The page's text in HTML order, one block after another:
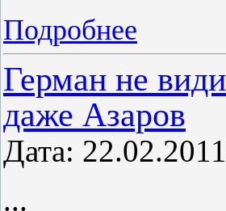
Подробнее
Герман не
даже Азаров
Дата:
...